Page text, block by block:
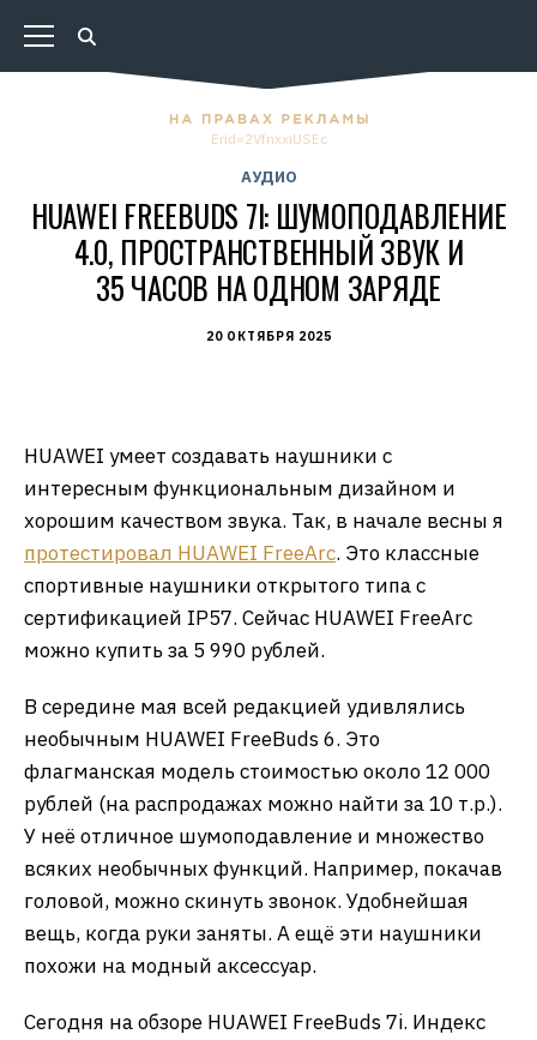
Erid=2VfnxxiUSEc
АУДИО
HUAWEI FREEBUDS 7I: ШУМОПОДАВЛЕНИЕ
4.0, ПРОСТРАНСТВЕННЫЙ ЗВУК И
35 ЧАСОВ НА ОДНОМ ЗАРЯДЕ
20 ОКТЯБРЯ 2025
HUAWEI умеет создавать наушники с
интересным функциональным дизайном и
хорошим качеством звука. Так, в начале весны я
протестировал HUAWEI FreeArc. Это классные
спортивные наушники открытого типа с
сертификацией IP57. Сейчас HUAWEI FreeArc
можно купить за 5 990 рублей.
В середине мая всей редакцией удивлялись
необычным HUAWEI FreeBuds 6. Это
флагманская модель стоимостью около 12 000
рублей (на распродажах можно найти за 10 т.р.).
У неё отличное шумоподавление и множество
всяких необычных функций. Например, покачав
головой, можно скинуть звонок. Удобнейшая
вещь, когда руки заняты. А ещё эти наушники
похожи на модный аксессуар.
Сегодня на обзоре HUAWEI FreeBuds 7i. Индекс